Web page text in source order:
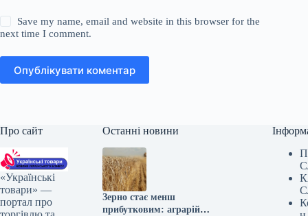
Save my name, email and website in this browser for the
next time I comment.
Опублікувати коментар
Про сайт
«Українські
товари» —
портал про
Останні новини
Зерно стає менш
прибутковим: аграрій